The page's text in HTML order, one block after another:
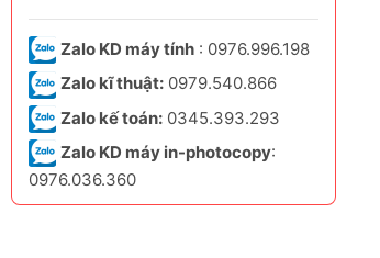
Zalo KD máy tính: 0976.996.198
Zalo kĩ thuật:0979.540.866
Zalo kế toán:0345.393.293
Zalo KD máy in-photocopy:
0976.036.360